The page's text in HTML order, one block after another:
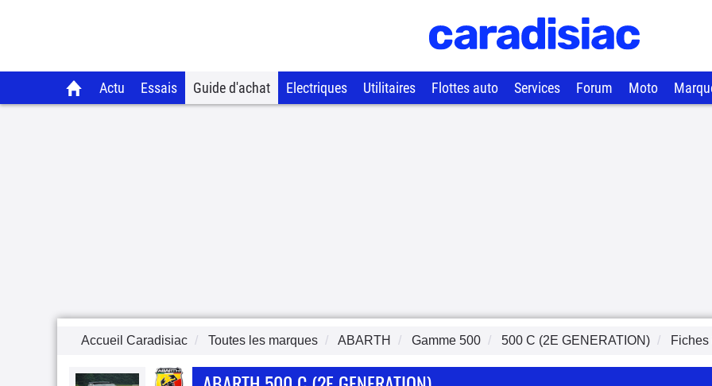
Actu Essais Guide d'achat Electriques Utilitaires Flottes auto Services Forum Moto
Accueil Caradisiac Toutes les marques ABARTH Gamme 500 500 C (2E GENERATION)